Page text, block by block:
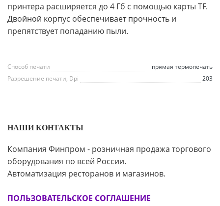
принтера расширяется до 4 Гб с помощью карты TF.
Двойной корпус обеспечивает прочность и
препятствует попаданию пыли.
Способ печати
прямая термопечать
Разрешение печати, Dpi
203
НАШИ КОНТАКТЫ
Компания Финпром - розничная продажа торгового
оборудования по всей России.
Автоматизация ресторанов и магазинов.
ПОЛЬЗОВАТЕЛЬСКОЕ СОГЛАШЕНИЕ